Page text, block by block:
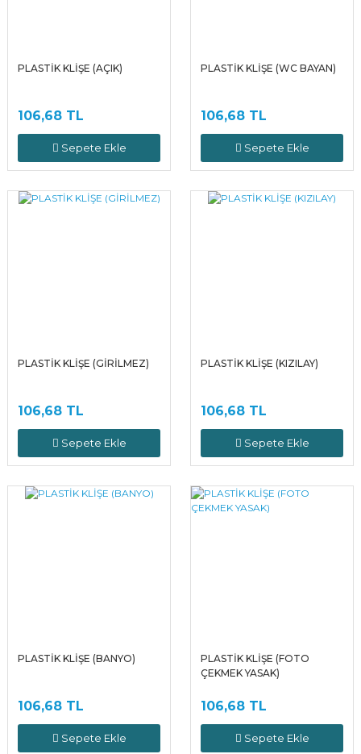
PLASTİK KLİŞE (AÇIK)
106,68 TL
Sepete Ekle
PLASTİK KLİŞE (WC BAYAN)
106,68 TL
Sepete Ekle
PLASTİK KLİŞE (GİRİLMEZ)
106,68 TL
Sepete Ekle
PLASTİK KLİŞE (KIZILAY)
106,68 TL
Sepete Ekle
PLASTİK KLİŞE (BANYO)
106,68 TL
Sepete Ekle
PLASTİK KLİŞE (FOTO
ÇEKMEK YASAK)
106,68 TL
Sepete Ekle